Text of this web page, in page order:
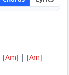
[Am] | [Am]